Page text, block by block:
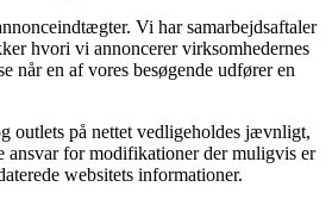
Vi har samarbejdsaftaler
hvori vi annoncerer virksomhedernes
når en af vores besøgende udfører en
outlets på nettet vedligeholdes jævnligt,
ansvar for modifikationer der muligvis er
websitets informationer.